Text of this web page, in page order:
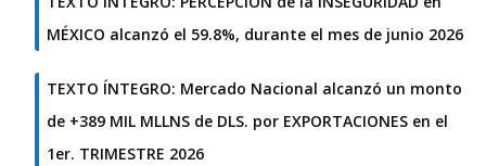
MÉXICO alcanzó el 59.8%, durante el mes de junio 2026
TEXTO ÍNTEGRO: Mercado Nacional alcanzó un monto
de +389 MIL MLLNS de DLS. por EXPORTACIONES en el
1er. TRIMESTRE 2026